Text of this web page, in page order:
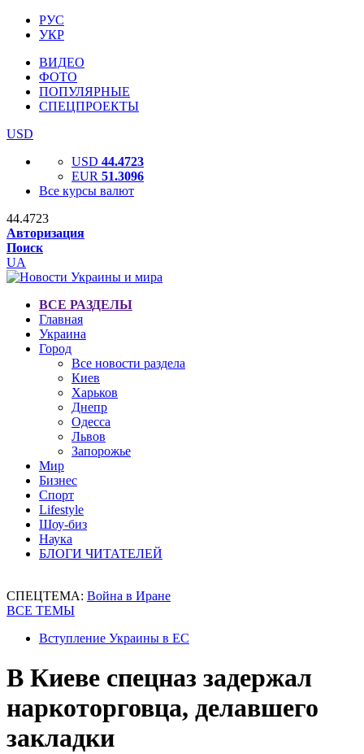
РУС
УКР
ВИДЕО
ФОТО
ПОПУЛЯРНЫЕ
СПЕЦПРОЕКТЫ
USD
USD 44.4723
EUR 51.3096
Все курсы валют
44.4723
Авторизация
Поиск
UA
ВСЕ РАЗДЕЛЫ
Главная
Украина
Город
Все новости раздела
Киев
Харьков
Днепр
Одесса
Львов
Запорожье
Мир
Бизнес
Спорт
Lifestyle
Шоу-биз
Наука
БЛОГИ ЧИТАТЕЛЕЙ
СПЕЦТЕМА: Война в Иране
ВСЕ ТЕМЫ
Вступление Украины в ЕС
В Киеве спецназ задержал
наркоторговца, делавшего
закладки